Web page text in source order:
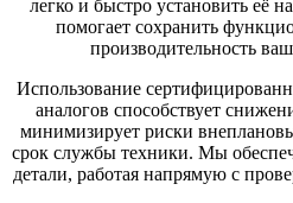
легко и быстро установить её
помогает сохранить
производительность
Использование
аналогов способствует
минимизирует риски
срок службы техники. Мы
детали, работая напрямую с